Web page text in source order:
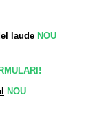
laude NOU
NOU